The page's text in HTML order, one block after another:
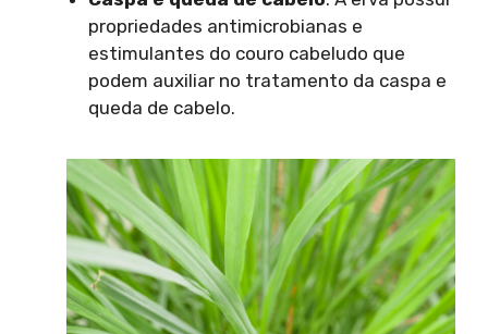
propriedades antimicrobianas e
estimulantes do couro cabeludo que
podem auxiliar no tratamento da caspa e
queda de cabelo.